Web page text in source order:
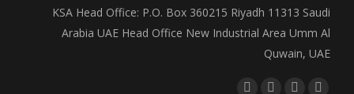
KSA Head Office: P.O. Box 360215 Riyadh 11313 Saudi
Arabia UAE Head Office New Industrial Area Umm Al
Quwain, UAE
Find us on: